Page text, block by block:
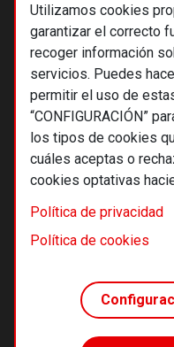
Utilizamos cookies
garantizar el correcto
recoger información
servicios. Puedes
permitir el uso de
“CONFIGURACIÓN”
los tipos de cookies
cuáles aceptas o
cookies optativas
Política de privacidad
Política de cookies
© 2026
Footer
Términos